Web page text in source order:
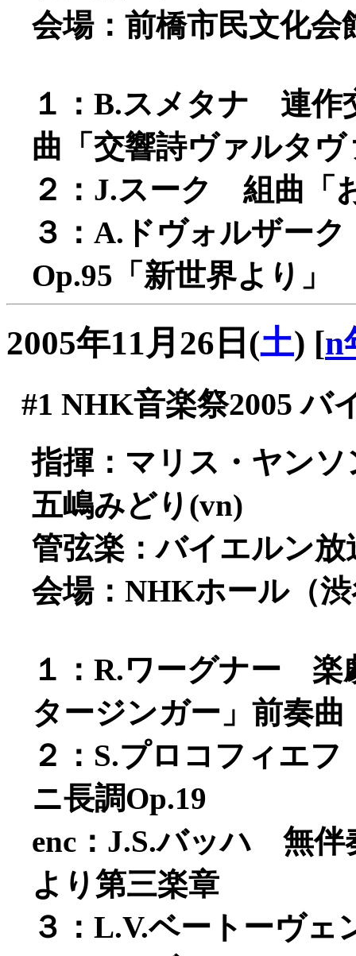
会場：前橋市民文化会
１：B.スメタナ 連作
曲「交響詩ヴァルタヴ
２：J.スーク 組曲「
３：A.ドヴォルザー
Op.95「新世界より」
2005年11月26日(土) [n
#1 NHK音楽祭2005 バ
指揮：マリス・ヤンソ
五嶋みどり(vn)
管弦楽：バイエルン放
会場：NHKホール（
１：R.ワーグナー 楽
タージンガー」前奏曲
２：S.プロコフィエ
ニ長調Op.19
enc：J.S.バッハ 無伴
より第三楽章
３：L.V.ベートーヴ